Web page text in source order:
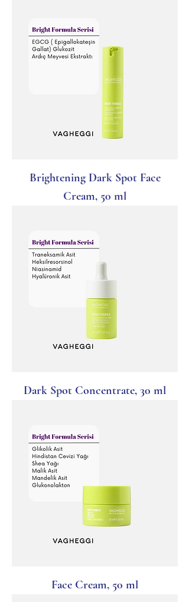
Brightening Dark Spot Face
Cream, 50 ml
Dark Spot Concentrate, 30 ml
Face Cream, 50 ml